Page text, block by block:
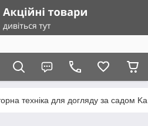
техніка для догляду за садом